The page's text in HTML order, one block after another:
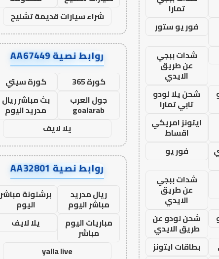
تمارا
فور يو ستور
شدات ببجي
عن طريق
الايدي
شحن يلا لودو
تابي تمارا
ايتونز امريكي
اقساط
فور يو
شدات ببجي
عن طريق
الايدي
شحن لودو عن
طريق الايدي
بطاقات ايتونز
شراء سيارات قديمة تشليح
روابط نصية AA67449
كورة 365
كورة سيتي
جول العرب
goalarab
بث مباشر ريال
مدريد اليوم
يلا لايف
روابط نصية AA32801
ريال مدريد
مباشر اليوم
برشلونة مباشر
اليوم
مباريات اليوم
مباشر
يلا لايف
yalla live